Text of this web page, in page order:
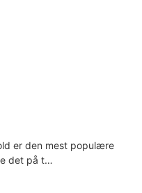
er den mest populære
det på t…